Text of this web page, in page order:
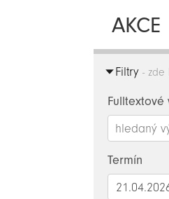
AKCE
Filtry - zde
Termín